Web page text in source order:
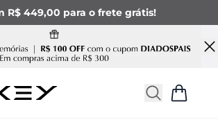
R$ 449,00 para o frete grátis!